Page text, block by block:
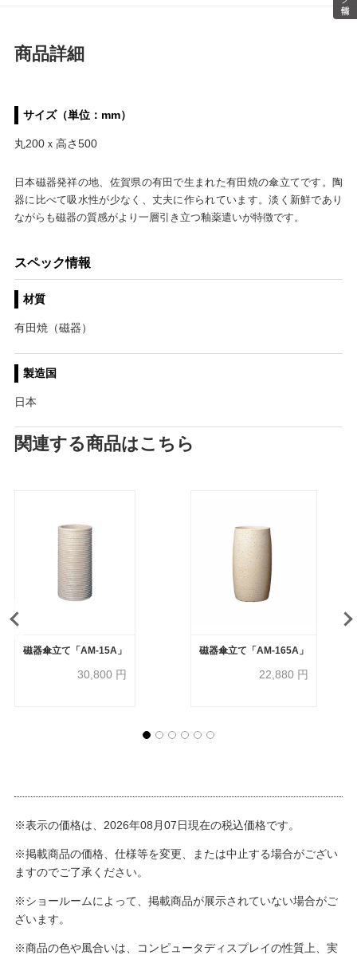
商品詳細
サイズ（単位：mm）
丸200ｘ高さ500
日本磁器発祥の地、佐賀県の有田で生まれた有田焼の傘立てです。陶
器に比べて吸水性が少なく、丈夫に作られています。淡く新鮮であり
ながらも磁器の質感がより一層引き立つ釉薬遣いが特徴です。
スペック情報
材質
有田焼（磁器）
製造国
日本
関連する商品はこちら
磁器傘立て「AM-15A」
30,800 円
磁器傘立て「AM-165A」
22,880 円
※表示の価格は、2026年08月07日現在の税込価格です。
※掲載商品の価格、仕様等を変更、または中止する場合がござい
ますのでご了承ください。
※ショールームによって、掲載商品が展示されていない場合がご
ざいます。
※商品の色や風合いは、コンピュータディスプレイの性質上、実